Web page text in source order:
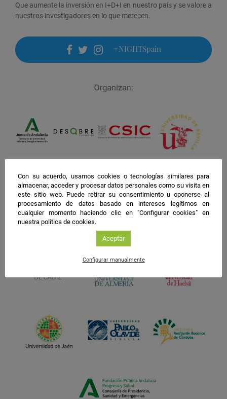
Que aumente la inversión en I+D+I en nuestro país y se valore a
nuestros investigadores en lo que merecen.
facebook
twitter
instagram
#NIGHTSpain
Con su acuerdo, usamos cookies o tecnologías similares para
almacenar, acceder y procesar datos personales como su visita en
este sitio web. Puede retirar su consentimiento u oponerse al
procesamiento de datos basado en intereses legítimos en
cualquier momento haciendo clic en "Configurar cookies" en
nuestra política de cookies.
Aceptar
Configurar manualmente